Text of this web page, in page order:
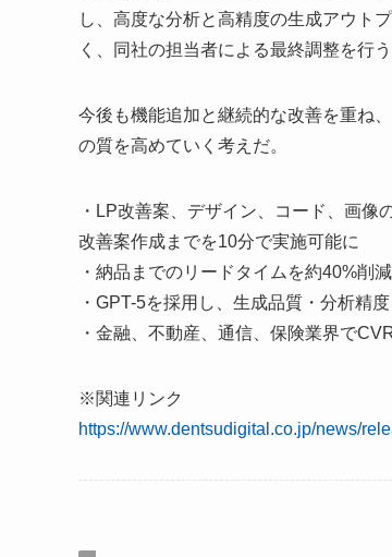
し、高度な分析と高精度の生成アウト
く、同社の担当者による最終調整を行
今後も機能追加と継続的な改善を重ね
の質を高めていく考えだ。
・LP改善案、デザイン、コード、画
改善案作成までを10分で実施可能に
・納品までのリードタイムを約40%削
・GPT-5を採用し、生成品質・分析精
・金融、不動産、通信、保険業界で
※関連リンク
https://www.dentsudigital.co.jp/news/